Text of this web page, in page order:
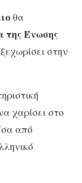
θα
της Ένωσης
στην
χαρίσει στο
από